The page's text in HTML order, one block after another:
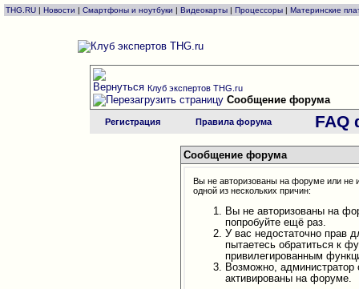
THG.RU | Новости | Смартфоны и ноутбуки | Видеокарты | Процессоры | Материнские
Клуб экспертов THG.ru
Сообщение форума
Регистрация Правила форума FAQ
Сообщение форума
Вы не авторизованы на форуме или не
одной из нескольких причин:
Вы не авторизованы на
попробуйте ещё раз.
У вас недостаточно прав
пытаетесь обратиться к
привилегированным
Возможно,
активированы на форуме.